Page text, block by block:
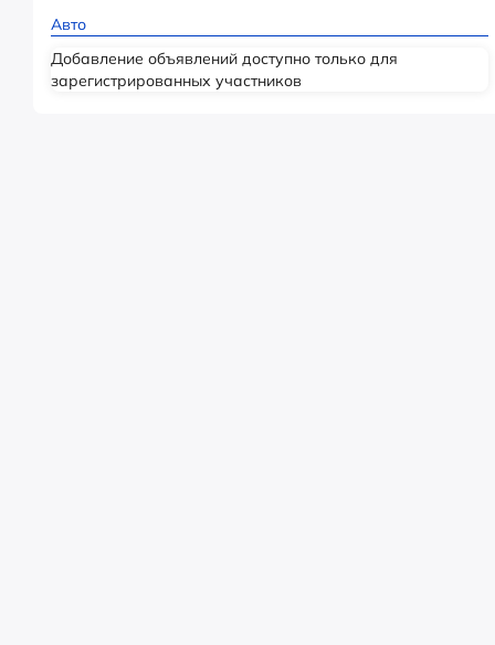
Авто
Добавление объявлений доступно только для
зарегистрированных участников